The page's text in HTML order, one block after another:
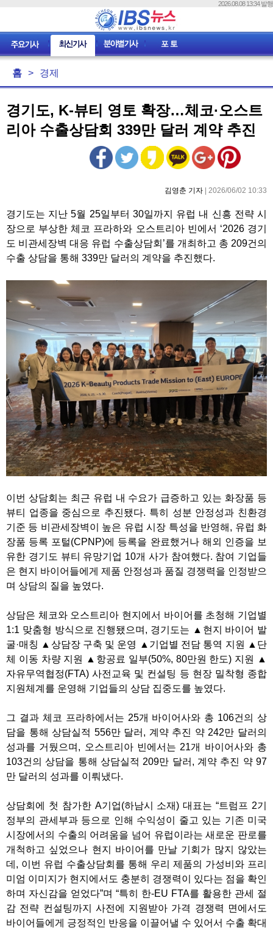
2026.08.08 13:34 발행
홈 > 경제
경기도, K-뷰티 영토 확장…체코·오스트
리아 수출상담회 339만 달러 계약 추진
김영춘 기자 | 2026/06/02 10:33
경기도는 지난 5월 25일부터 30일까지 유럽 내 신흥 전략 시
장으로 부상한 체코 프라하와 오스트리아 빈에서 ‘2026 경기
도 비관세장벽 대응 유럽 수출상담회’를 개최하고 총 209건의
수출 상담을 통해 339만 달러의 계약을 추진했다.
이번 상담회는 최근 유럽 내 수요가 급증하고 있는 화장품 등
뷰티 업종을 중심으로 추진됐다. 특히 성분 안정성과 친환경
기준 등 비관세장벽이 높은 유럽 시장 특성을 반영해, 유럽 화
장품 등록 포털(CPNP)에 등록을 완료했거나 해외 인증을 보
유한 경기도 뷰티 유망기업 10개 사가 참여했다. 참여 기업들
은 현지 바이어들에게 제품 안정성과 품질 경쟁력을 인정받으
며 상담의 질을 높였다.
상담은 체코와 오스트리아 현지에서 바이어를 초청해 기업별
1:1 맞춤형 방식으로 진행됐으며, 경기도는 ▲현지 바이어 발
굴·매칭 ▲상담장 구축 및 운영 ▲기업별 전담 통역 지원 ▲단
체 이동 차량 지원 ▲항공료 일부(50%, 80만원 한도) 지원 ▲
자유무역협정(FTA) 사전교육 및 컨설팅 등 현장 밀착형 종합
지원체계를 운영해 기업들의 상담 집중도를 높였다.
그 결과 체코 프라하에서는 25개 바이어사와 총 106건의 상
담을 통해 상담실적 556만 달러, 계약 추진 약 242만 달러의
성과를 거뒀으며, 오스트리아 빈에서는 21개 바이어사와 총
103건의 상담을 통해 상담실적 209만 달러, 계약 추진 약 97
만 달러의 성과를 이뤄냈다.
상담회에 첫 참가한 A기업(하남시 소재) 대표는 “트럼프 2기
정부의 관세부과 등으로 인해 수익성이 줄고 있는 기존 미국
시장에서의 수출의 어려움을 넘어 유럽이라는 새로운 판로를
개척하고 싶었으나 현지 바이어를 만날 기회가 많지 않았는
데, 이번 유럽 수출상담회를 통해 우리 제품의 가성비와 프리
미엄 이미지가 현지에서도 충분히 경쟁력이 있다는 점을 확인
하며 자신감을 얻었다”며 “특히 한-EU FTA를 활용한 관세 절
감 전략 컨설팅까지 사전에 지원받아 가격 경쟁력 면에서도
바이어들에게 긍정적인 반응을 이끌어낼 수 있어서 수출 확대